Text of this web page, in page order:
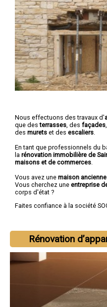
Nous effectuons des travaux d'
que desterrasses , des façades
des murets et des escaliers
En tant que professionnels du
la rénovation immobilière de
maisons et de commerces
Vous avez une maison
Vous cherchez une entreprise
corps d'état ?
Faites confiance à la société
Rénovation